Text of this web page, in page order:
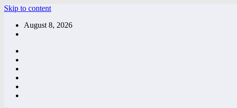
Skip to content
August 8, 2026